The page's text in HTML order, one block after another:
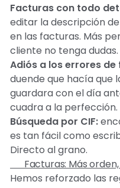
Facturas con todo
editar la descripción
en las facturas. Más
cliente no tenga dudas.
Adiós a los errores de
duende que hacía que
guardara con el día
cuadra a la perfección.
Búsqueda por CIF:
es tan fácil como
Directo al grano.
🧾 Facturas: Más
Hemos reforzado las